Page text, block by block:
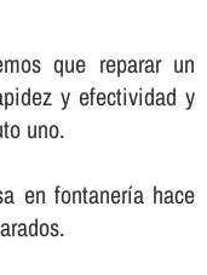
que reparar un
y efectividad y
uno.
en fontanerí­a hace